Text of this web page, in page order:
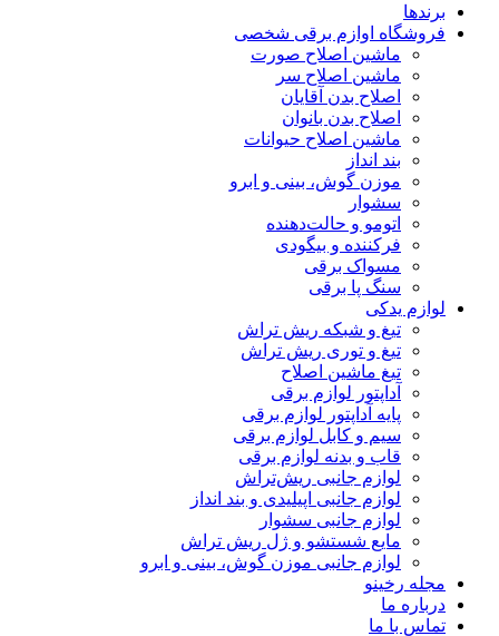
برندها
فروشگاه اوازم برقی شخصی
ماشین اصلاح صورت
ماشین اصلاح سر
اصلاح بدن آقایان
اصلاح بدن بانوان
ماشین اصلاح حیوانات
بند انداز
موزن گوش، بینی و ابرو
سشوار
اتومو و حالت‌دهنده
فرکننده و بیگودی
مسواک برقی
سنگ پا برقی
لوازم یدکی
تیغ و شبکه ریش تراش
تیغ و توری ریش تراش
تیغ ماشین اصلاح
آداپتور لوازم برقی
پایه آداپتور لوازم برقی
سیم و کابل لوازم برقی
قاب و بدنه لوازم برقی
لوازم جانبی ریش‌تراش
لوازم جانبی اپیلیدی و بند انداز
لوازم جانبی سشوار
مایع شستشو و ژل ریش تراش
لوازم جانبی موزن گوش، بینی و ابرو
مجله رخینو
درباره ما
تماس با ما